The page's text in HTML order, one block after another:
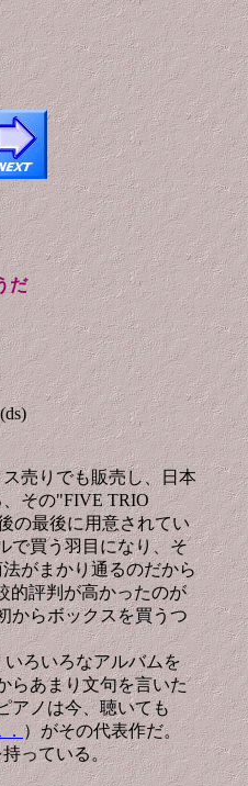
だ
売りでも販売し、日本
その"FIVE TRIO
の最後に用意されてい
で買う羽目になり、そ
がまかり通るのだから
的評判が高かったのが
からボックスを買うつ
ろいろなアルバムを
らあまり文句を言いた
アノは今、聴いても
．）がその代表作だ。
っている。